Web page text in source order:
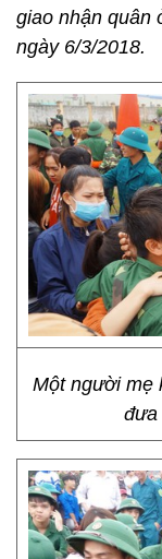
giao nhận quân
ngày 6/3/2018.
Một người mẹ
đưa